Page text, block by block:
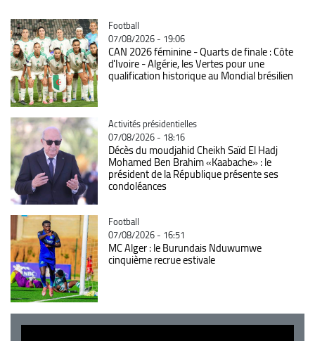
Catégorie
Football
07/08/2026 - 19:06
CAN 2026 féminine - Quarts de finale : Côte
d'Ivoire - Algérie, les Vertes pour une
qualification historique au Mondial brésilien
Catégorie
Activités présidentielles
07/08/2026 - 18:16
Décès du moudjahid Cheikh Saïd El Hadj
Mohamed Ben Brahim «Kaabache» : le
président de la République présente ses
condoléances
Catégorie
Football
07/08/2026 - 16:51
MC Alger : le Burundais Nduwumwe
cinquième recrue estivale